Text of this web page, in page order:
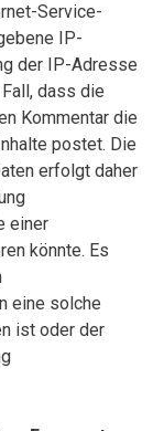
Service-
IP-
der IP-Adresse
dass die
Kommentar die
postet. Die
erfolgt daher
einer
könnte. Es
eine solche
ist oder der